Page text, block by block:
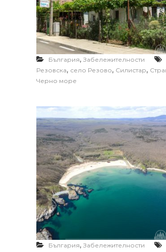
България, Забележителности
Резовска, село Резово, Силистар,
Черно море
България, Забележителности